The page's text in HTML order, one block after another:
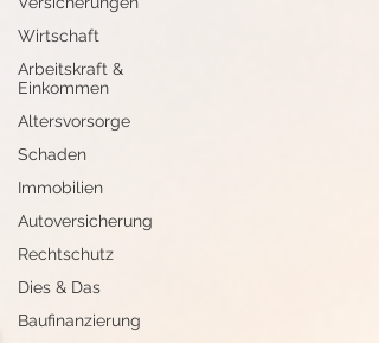
Wirtschaft
Arbeitskraft &
Einkommen
Altersvorsorge
Schaden
Immobilien
Autoversicherung
Rechtschutz
Dies & Das
Baufinanzierung